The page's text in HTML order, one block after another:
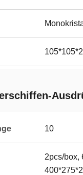
10
2pcs/box,